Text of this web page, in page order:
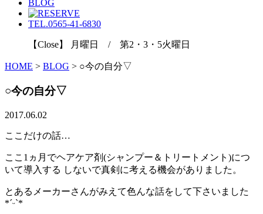
BLOG
TEL.0565-41-6830
【Close】 月曜日 / 第2・3・5火曜日
HOME > BLOG > ○今の自分▽
○今の自分▽
2017.06.02
ここだけの話…
ここ1ヵ月でヘアケア剤(シャンプー＆トリートメント)につ
いて導入する しないで真剣に考える機会がありました。
とあるメーカーさんがみえて色んな話をして下さいました
*ˊᵕˋ*